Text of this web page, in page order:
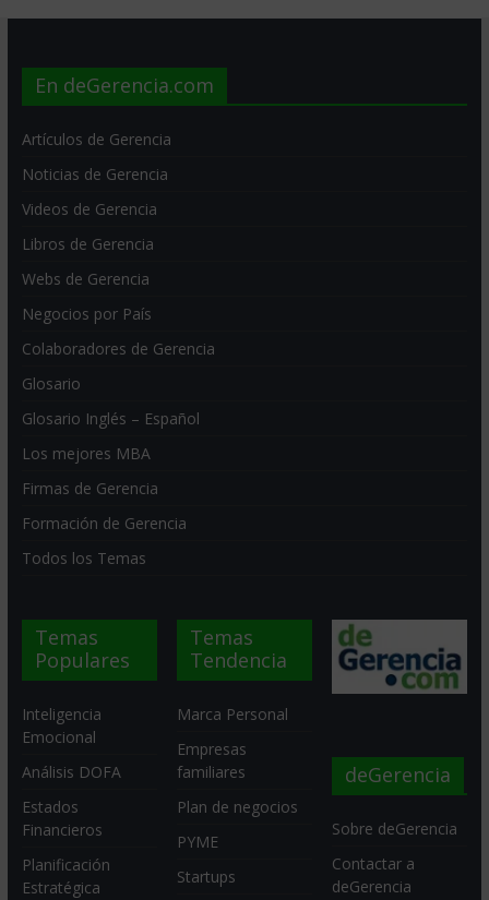
En deGerencia.com
Artículos de Gerencia
Noticias de Gerencia
Videos de Gerencia
Libros de Gerencia
Webs de Gerencia
Negocios por País
Colaboradores de Gerencia
Glosario
Glosario Inglés – Español
Los mejores MBA
Firmas de Gerencia
Formación de Gerencia
Todos los Temas
Temas
Populares
Inteligencia
Emocional
Análisis DOFA
Estados
Financieros
Planificación
Estratégica
Temas
Tendencia
Marca Personal
Empresas
familiares
Plan de negocios
PYME
Startups
deGerencia
Sobre deGerencia
Contactar a
deGerencia